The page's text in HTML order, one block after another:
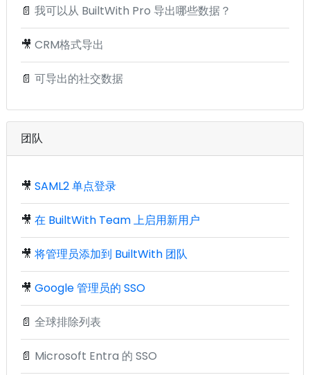
📄 我可以从 BuiltWith Pro 导出哪些数据？
🎥 CRM格式导出
📄 可导出的社交数据
团队
🎥 SAML2 单点登录
🎥 在 BuiltWith Team 上启用新用户
🎥 将管理员添加到 BuiltWith 团队
🎥 Google 管理员的 SSO
📄 全球排除列表
📄 Microsoft Entra 的 SSO